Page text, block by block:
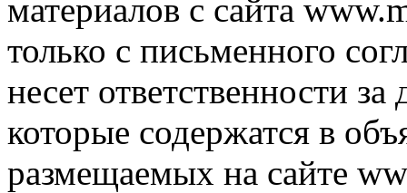
материалов с сайта
только с письменного
несет ответственности
которые содержатся в
размещаемых на сайте